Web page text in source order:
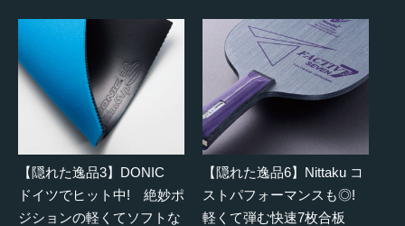
【隠れた逸品3】DONIC
ドイツでヒット中! 絶妙ポ
ジションの軽くてソフトな
【隠れた逸品6】Nittaku コ
ストパフォーマンスも◎!
軽くて弾む快速7枚合板